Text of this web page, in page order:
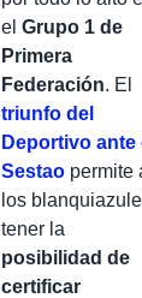
el Grupo 1 de
Primera
Federación. El
triunfo del
Deportivo ante
Sestao permite
los
tener la
posibilidad de
certificar